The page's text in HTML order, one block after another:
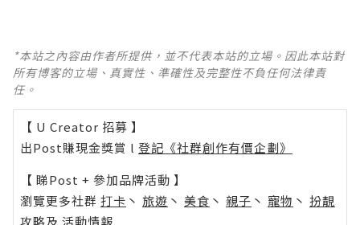
*本站之內容由作者所提供，並不代表本站的立場。因此本站對
所有博客的立場、真實性、準確性及完整性不負任何法律責
任。
【 U Creator 招募 】
出Post賺現金獎賞 l 登記《社群創作有價企劃》
【 睇Post + 參加品牌活動 】
瀏覽更多社群 打卡 丶 旅遊 丶 美食 丶 親子 丶 寵物 丶 扮靚
攻略及 活動情報